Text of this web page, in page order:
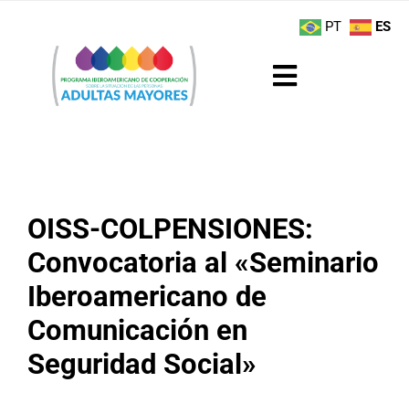
contenido
Toggle
Actividades
Boletín
Buenas Prácticas
OISS-COLPENSIONES:
Convocatoria al «Seminario
Iberoamericano de
Comunicación en
Seguridad Social»
PT ES